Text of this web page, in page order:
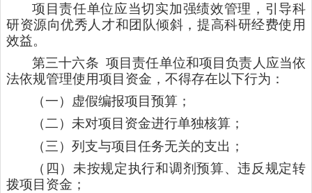
项目责任单位应当切实加强绩效管理，引导科
研资源向优秀人才和团队倾斜，提高科研经费使用
效益。
第三十六条 项目责任单位和项目负责人应当依
法依规管理使用项目资金，不得存在以下行为：
（一）虚假编报项目预算；
（二）未对项目资金进行单独核算；
（三）列支与项目任务无关的支出；
（四）未按规定执行和调剂预算、违反规定转
拨项目资金；